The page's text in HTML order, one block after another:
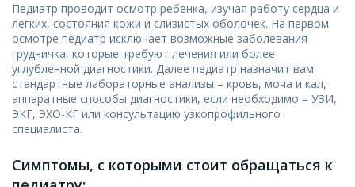
Педиатр проводит осмотр ребенка, изучая работу сердца и
легких, состояния кожи и слизистых оболочек. На первом
осмотре педиатр исключает возможные заболевания
грудничка, которые требуют лечения или более
углубленной диагностики. Далее педиатр назначит вам
стандартные лабораторные анализы – кровь, моча и кал,
аппаратные способы диагностики, если необходимо – УЗИ,
ЭКГ, ЭХО-КГ или консультацию узкопрофильного
специалиста.
Симптомы, с которыми стоит обращаться к